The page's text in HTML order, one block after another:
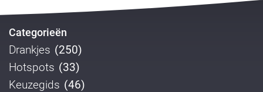
Categorieën
Drankjes (250)
Hotspots (33)
Keuzegids (46)